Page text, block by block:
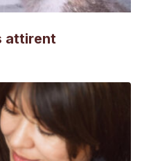
attirent